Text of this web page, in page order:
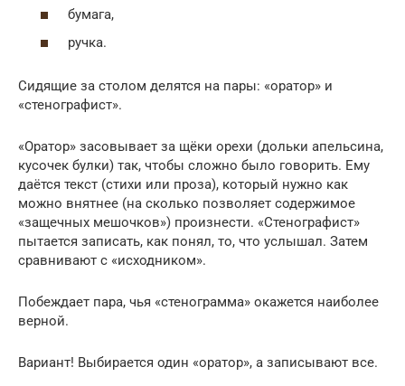
бумага,
ручка.
Сидящие за столом делятся на пары: «оратор» и
«стенографист».
«Оратор» засовывает за щёки орехи (дольки апельсина,
кусочек булки) так, чтобы сложно было говорить. Ему
даётся текст (стихи или проза), который нужно как
можно внятнее (на сколько позволяет содержимое
«защечных мешочков») произнести. «Стенографист»
пытается записать, как понял, то, что услышал. Затем
сравнивают с «исходником».
Побеждает пара, чья «стенограмма» окажется наиболее
верной.
Вариант! Выбирается один «оратор», а записывают все.